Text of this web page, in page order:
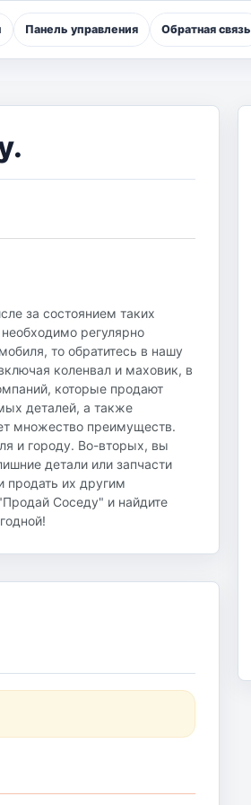
Панель управления Обратная связь
за состоянием таких
регулярно
то обратитесь в нашу
коленвал и маховик, в
которые продают
деталей, а также
множество преимуществ.
и городу. Во-вторых, вы
детали или запчасти
продать их другим
Соседу" и найдите